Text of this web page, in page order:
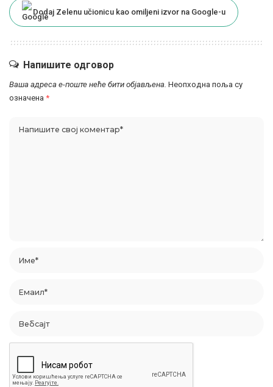
Dodaj Zelenu učionicu kao omiljeni izvor na Google-u
Напишите одговор
Ваша адреса е-поште неће бити објављена. Неопходна поља су
означена *